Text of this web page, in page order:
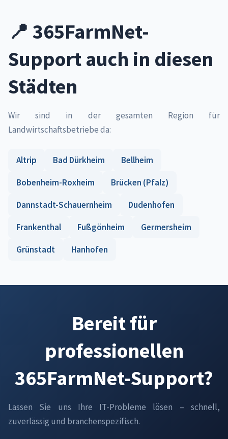
📍 365FarmNet-
Support auch in diesen
Städten
Wir sind in der gesamten Region für
Landwirtschaftsbetriebe da:
Altrip Bad Dürkheim
Bellheim
Bobenheim-Roxheim
Brücken (Pfalz)
Dannstadt-Schauernheim
Dudenhofen
Frankenthal
Fußgönheim
Germersheim
Grünstadt
Hanhofen
Bereit für
professionellen
365FarmNet-Support?
Lassen Sie uns Ihre IT-Probleme lösen – schnell,
zuverlässig und branchenspezifisch.